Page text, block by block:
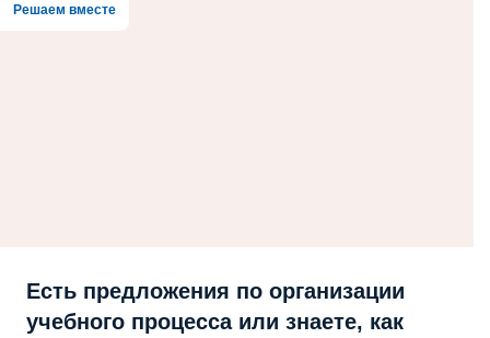
Решаем вместе
Есть предложения по организации
учебного процесса или знаете, как